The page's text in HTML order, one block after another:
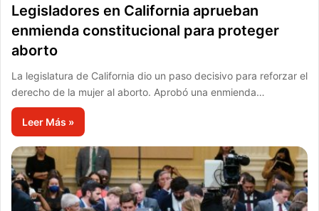
Legisladores en California aprueban
enmienda constitucional para proteger
aborto
La legislatura de California dio un paso decisivo para reforzar el
derecho de la mujer al aborto. Aprobó una enmienda…
Leer Más »